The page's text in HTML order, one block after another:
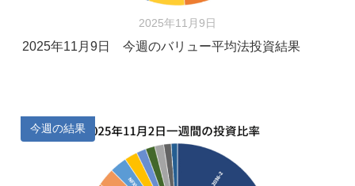
2025年11月9日
2025年11月9日 今週のバリュー平均法投資結果
今週の結果